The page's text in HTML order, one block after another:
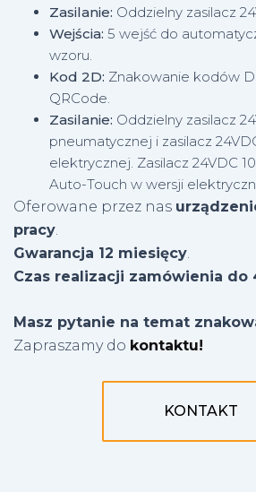
Zasilanie: Oddzielny zasilacz
Wejścia: 5 wejść do
wzoru.
Kod 2D: Znakowanie kodów
QRCode.
Zasilanie: Oddzielny zasilacz
pneumatycznej i zasilacz
elektrycznej. Zasilacz 24VDC
Auto-Touch w wersji
Oferowane przez nas
pracy.
Gwarancja 12 miesięcy.
Czas realizacji zamówienia do
Masz pytanie na temat
Zapraszamy do kontaktu!
KONTAKT